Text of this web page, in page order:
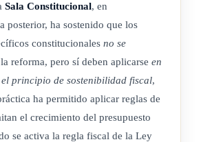
Sala Constitucional, en
posterior, ha sostenido que los
constitucionales no se
reforma, pero sí deben aplicarse en
principio de sostenibilidad fiscal,
ha permitido aplicar reglas de
el crecimiento del presupuesto
se activa la regla fiscal de la Ley